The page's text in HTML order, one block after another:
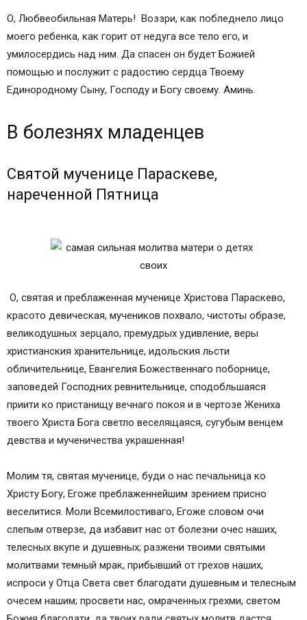
О, Любвеобильная Матерь! Воззри, как побледнело лицо
моего ребенка, как горит от недуга все тело его, и
умилосердись над ним. Да спасен он будет Божией
помощью и послужит с радостию сердца Твоему
Единородному Сыну, Господу и Богу своему. Аминь.
В болезнях младенцев
Святой мученице Параскеве,
нареченной Пятница
О, святая и преблаженная мученице Христова Параскево,
красото девическая, мучеников похвало, чистоты образе,
великодушных зерцало, премудрых удивление, веры
христианския хранительнице, идольския льсти
обличительнице, Евангелия Божественнаго поборнице,
заповедей Господних ревнительнице, сподобльшаяся
приити ко пристанищу вечнаго покоя и в чертозе Жениха
твоего Христа Бога светло веселящаяся, сугубым венцем
девства и мученичества украшенная!
Молим тя, святая мученице, буди о нас печальница ко
Христу Богу, Егоже преблаженнейшим зрением присно
веселитися. Моли Всемилостиваго, Егоже словом очи
слепым отверзе, да избавит нас от болезни очес наших,
телесных вкупе и душевных; разжени твоими святыми
молитвами темный мрак, прибывший от грехов наших,
испроси у Отца Света свет благодати душевным и телесным
очесем нашим; просвети нас, омраченных грехми, светом